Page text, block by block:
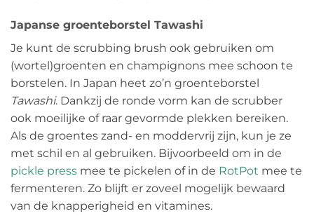
Japanse groenteborstel Tawashi
Je kunt de scrubbing brush ook gebruiken om
(wortel)groenten en champignons mee schoon te
borstelen. In Japan heet zo’n groenteborstel
Tawashi. Dankzij de ronde vorm kan de scrubber
ook moeilijke of raar gevormde plekken bereiken.
Als de groentes zand- en moddervrij zijn, kun je ze
met schil en al gebruiken. Bijvoorbeeld om in de
pickle press mee te pickelen of in de RotPot mee te
fermenteren. Zo blijft er zoveel mogelijk bewaard
van de knapperigheid en vitamines.